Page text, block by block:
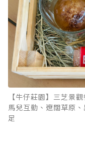
【牛仔莊園】三芝景
馬兒互動、遼闊草原
足